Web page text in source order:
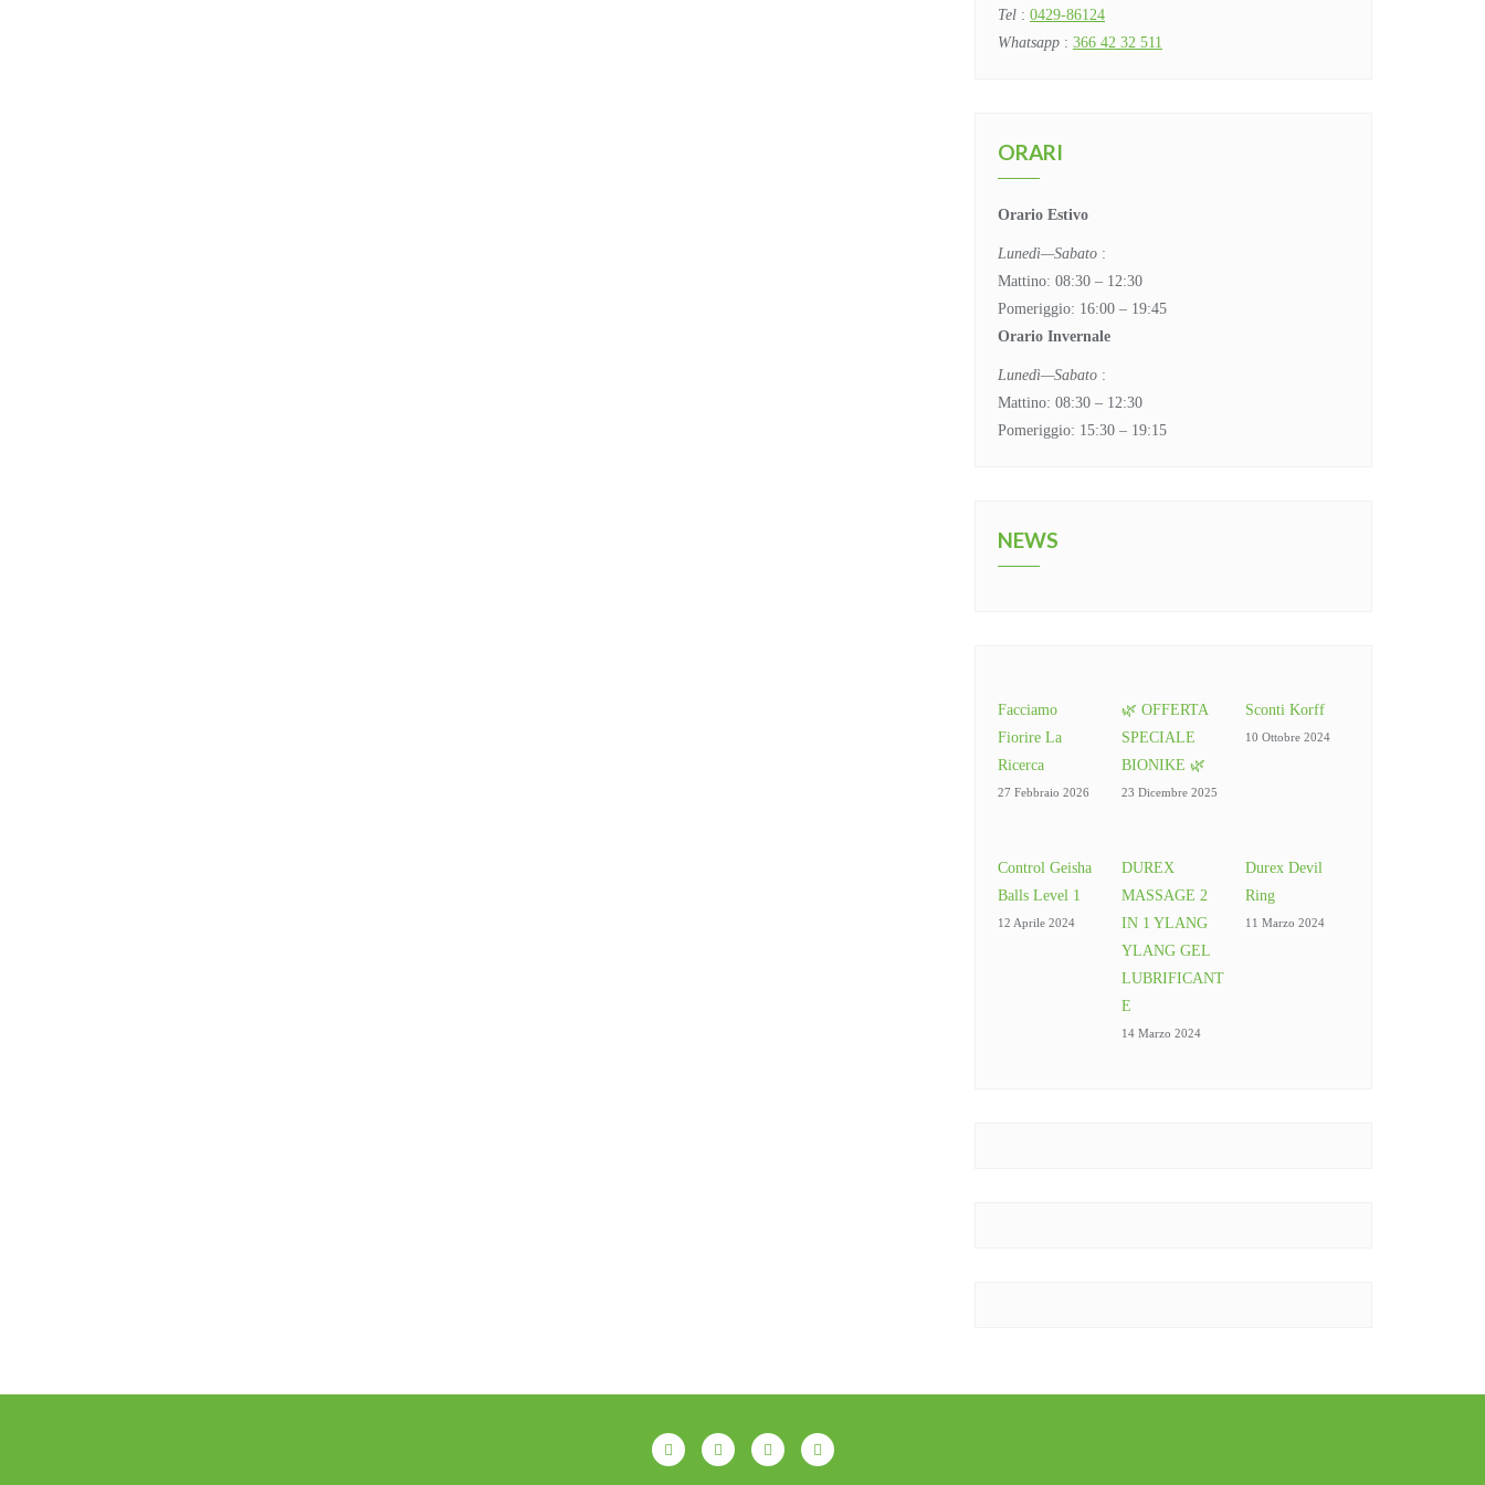
Tel : 0429-86124
Whatsapp : 366 42 32 511
ORARI
Orario Estivo
Lunedì—Sabato :
Mattino: 08:30 – 12:30
Pomeriggio: 16:00 – 19:45
Orario Invernale
Lunedì—Sabato :
Mattino: 08:30 – 12:30
Pomeriggio: 15:30 – 19:15
NEWS
Facciamo
Fiorire La
Ricerca
27 Febbraio 2026
🌿 OFFERTA
SPECIALE
BIONIKE 🌿
23 Dicembre 2025
Sconti Korff
10 Ottobre 2024
Control Geisha
Balls Level 1
12 Aprile 2024
DUREX
MASSAGE 2
IN 1 YLANG
YLANG GEL
LUBRIFICANT
E
14 Marzo 2024
Durex Devil
Ring
11 Marzo 2024